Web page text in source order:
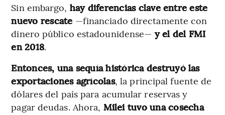
Sin embargo, hay diferencias clave entre este
nuevo rescate —financiado directamente con
dinero público estadounidense— y el del FMI
en 2018.
Entonces, una sequía histórica destruyó las
exportaciones agrícolas, la principal fuente de
dólares del país para acumular reservas y
pagar deudas. Ahora, Milei tuvo una cosecha